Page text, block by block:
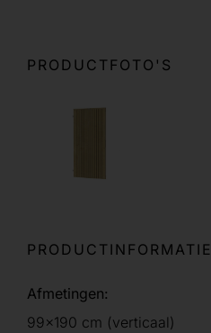
PRODUCTFOTO'S
PRODUCTINFORMATIE
Afmetingen:
99×190 cm (verticaal)